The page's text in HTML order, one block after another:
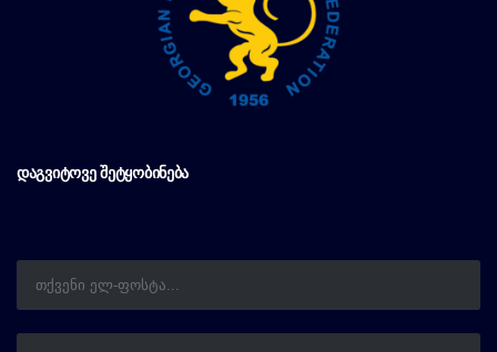
ᲓᲐᲒᲕᲘᲢᲝᲕᲔ ᲨᲔᲢᲧᲝᲑᲘᲜᲔᲑᲐ